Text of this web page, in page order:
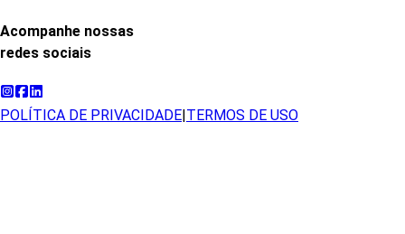
Acompanhe nossas
redes sociais
POLÍTICA DE PRIVACIDADE TERMOS DE USO